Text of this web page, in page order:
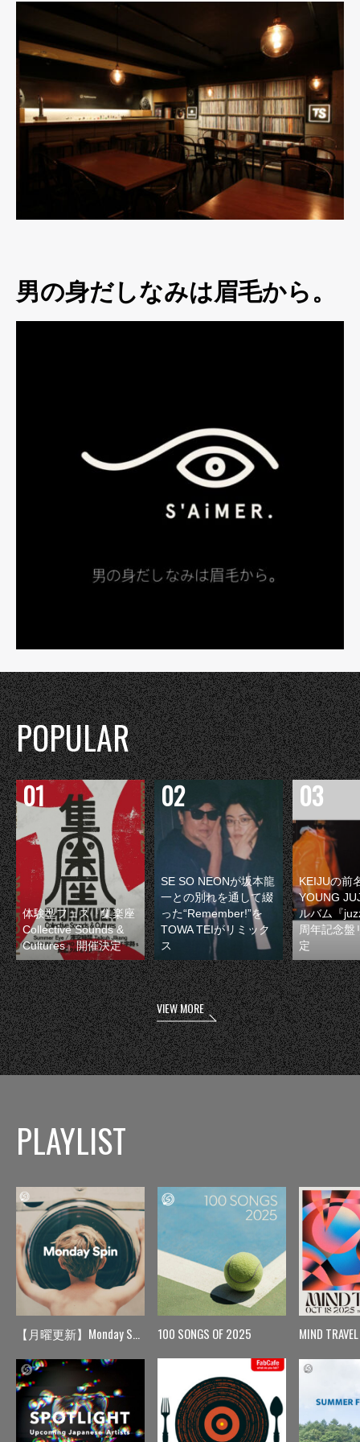
男の身だしなみは眉毛から。
POPULAR
体験型フェス『集楽座
Collective Sounds &
Cultures』開催決定
SE SO NEONが坂本龍
一との別れを通して綴
った“Remember!”を
TOWA TEIがリミック
ス
KEIJUの前
YOUNG
ルバム『
周年記念盤
定
VIEW MORE
PLAYLIST
【月曜更新】Monday Spin 100 SONGS OF 2025 MIND TRAVEL